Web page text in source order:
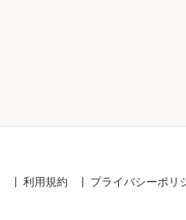
利用規約 プライバシーポリ